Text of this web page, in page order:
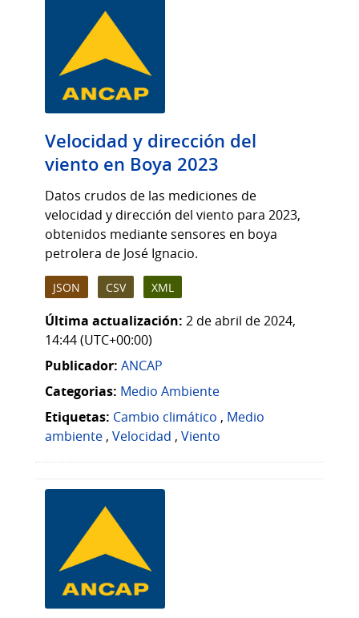
Velocidad y dirección del
viento en Boya 2023
Datos crudos de las mediciones de
velocidad y dirección del viento para 2023,
obtenidos mediante sensores en boya
petrolera de José Ignacio.
JSON CSV XML
Última actualización: 2 de abril de 2024,
14:44 (UTC+00:00)
Publicador: ANCAP
Categorias: Medio Ambiente
Etiquetas: Cambio climático , Medio
ambiente , Velocidad , Viento